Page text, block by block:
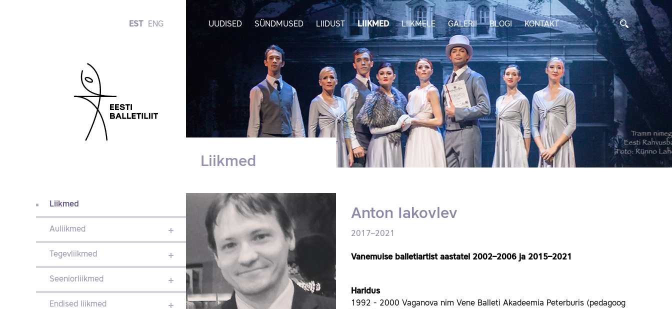
EST ENG UUDISED SÜNDMUSED LIIDUST LIIKMED LIIKMELE GALERII BLOGI KONTAKT
Liikmed
Liikmed
Auliikmed
Tegevliikmed
Seeniorliikmed
Endised liikmed
Anton Iakovlev
2017–2021
Vanemuise balletiartist aastatel 2002–2006 ja 2015–2021
Haridus
1992 - 2000 Vaganova nim Vene Balleti Akadeemia Peterburis (pedagoog